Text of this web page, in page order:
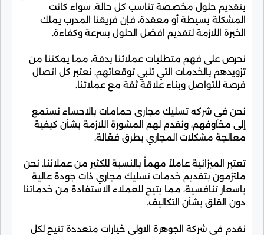
بتقديم حلول مخصصة تناسب كل حالة. سواء كانت
المشكلة بسيطة أو معقدة، فإن فريقنا المدرب يملك
الخبرة اللازمة لتقديم افضل الحلول بسرعة وكفاءة.
نحرص على فهم متطلبات عملائنا بدقة، مما يمكننا من
تزويدهم بالخدمات التي تلبي توقعاتهم. نعتبر كل اتصال
فرصة للتواصل وبناء علاقة ثقة مع عملائنا.
نحن في شركه تسليك مجارى حمامات بالاحساء نستمع
إلى مخاوفهم، ونقدم لهم المشورة اللازمة بشأن كيفية
معالجة مشكلات المجاري بطرق فعّالة.
تعتبر الميزانية عاملاً مهماً بالنسبة للكثير من عملائنا. نحن
ملتزمون بتقديم خدمات تسليك مجاري ذات جودة عالية
باسعار تنافسية، مما يتيح للعملاء الاستفادة من خدماتنا
دون القلق بشأن التكاليف.
نقدم في شركة الجوهرة الاولى خيارات متعددة تتيح لكل